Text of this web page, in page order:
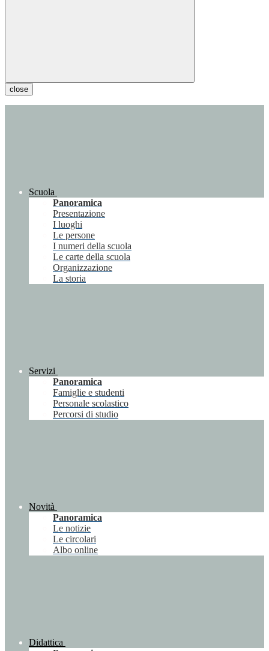
close
Scuola
Panoramica
Presentazione
I luoghi
Le persone
I numeri della scuola
Le carte della scuola
Organizzazione
La storia
Servizi
Panoramica
Famiglie e studenti
Personale scolastico
Percorsi di studio
Novità
Panoramica
Le notizie
Le circolari
Albo online
Didattica